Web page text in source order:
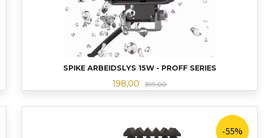
SPIKE ARBEIDSLYS 15W - PROFF SERIES
Tilbud
198,00 399,00Rabatt
-55%